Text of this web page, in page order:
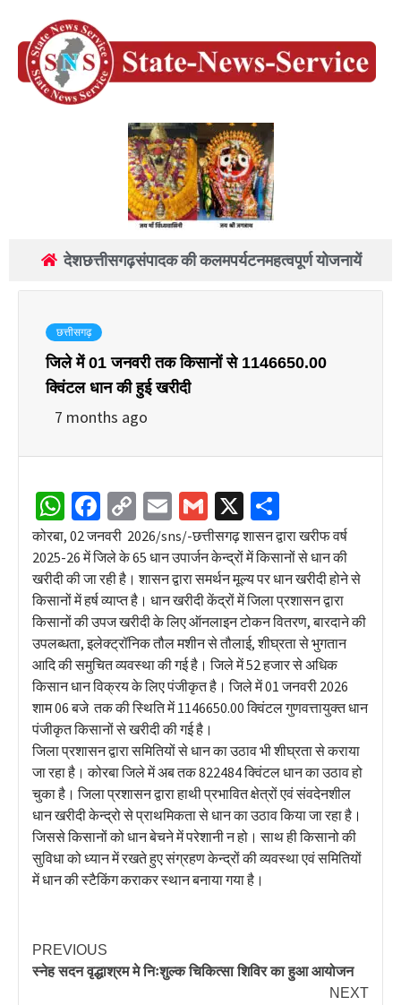
देशछत्तीसगढ़संपादक की कलमपर्यटनमहत्वपूर्ण योजनायें
छत्तीसगढ़
जिले में 01 जनवरी तक किसानों से 1146650.00
क्विंटल धान की हुई खरीदी
7 months ago
WhatsApp
Facebook
Copy
Link
EmailGmail
X
कोरबा, 02 जनवरी 2026/sns/-छत्तीसगढ़ शासन द्वारा खरीफ वर्ष
2025-26 में जिले के 65 धान उपार्जन केन्द्रों में किसानों से धान की
खरीदी की जा रही है। शासन द्वारा समर्थन मूल्य पर धान खरीदी होने से
किसानों में हर्ष व्याप्त है। धान खरीदी केंद्रों में जिला प्रशासन द्वारा
किसानों की उपज खरीदी के लिए ऑनलाइन टोकन वितरण, बारदाने की
उपलब्धता, इलेक्ट्रॉनिक तौल मशीन से तौलाई, शीघ्रता से भुगतान
आदि की समुचित व्यवस्था की गई है। जिले में 52 हजार से अधिक
किसान धान विक्रय के लिए पंजीकृत है। जिले में 01 जनवरी 2026
शाम 06 बजे तक की स्थिति में 1146650.00 क्विंटल गुणवत्तायुक्त धान
पंजीकृत किसानों से खरीदी की गई है।
जिला प्रशासन द्वारा समितियों से धान का उठाव भी शीघ्रता से कराया
जा रहा है। कोरबा जिले में अब तक 822484 क्विंटल धान का उठाव हो
चुका है। जिला प्रशासन द्वारा हाथी प्रभावित क्षेत्रों एवं संवदेनशील
धान खरीदी केन्द्रो से प्राथमिकता से धान का उठाव किया जा रहा है।
जिससे किसानों को धान बेचने में परेशानी न हो। साथ ही किसानो की
सुविधा को ध्यान में रखते हुए संग्रहण केन्द्रों की व्यवस्था एवं समितियों
में धान की स्टैकिंग कराकर स्थान बनाया गया है।
PREVIOUS
स्नेह सदन वृद्धाश्रम मे निःशुल्क चिकित्सा शिविर का हुआ आयोजन
NEXT